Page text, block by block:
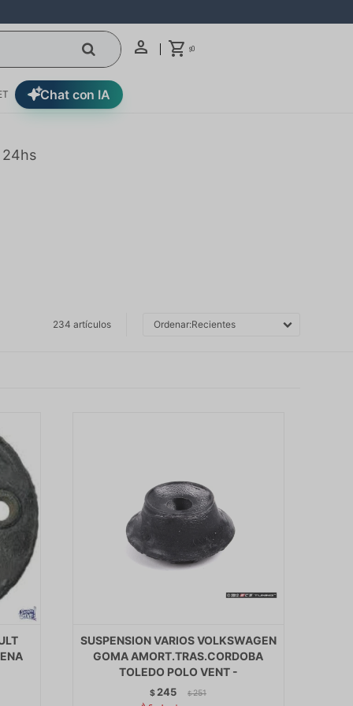
$0
Chat con IA
24hs
234 artículos Recientes
SUSPENSION VARIOS VOLKSWAGEN
GOMA AMORT.TRAS.CORDOBA
TOLEDO POLO VENT -
$245 $ 251